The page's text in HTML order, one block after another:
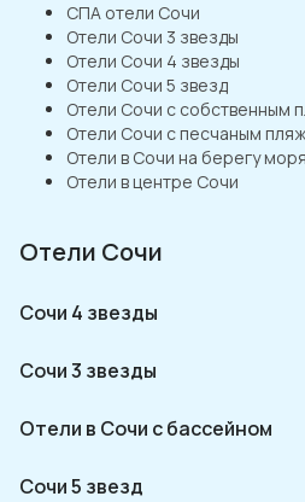
СПА отели Сочи
Отели Сочи 3 звезды
Отели Сочи 4 звезды
Отели Сочи 5 звезд
Отели Сочи с собственным
Отели Сочи с песчаным
Отели в Сочи на берегу моря
Отели в центре Сочи
Отели Сочи
Сочи 4 звезды
Сочи 3 звезды
Отели в Сочи с бассейном
Сочи 5 звезд